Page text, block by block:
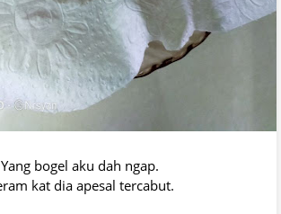
Yang bogel aku dah ngap.
kat dia apesal tercabut.